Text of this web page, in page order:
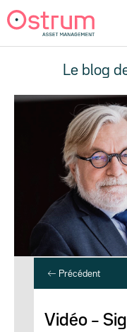
Le blog
Précédent
Vidéo –